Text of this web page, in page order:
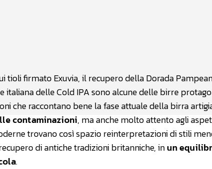
tioli firmato Exuvia, il recupero della Dorada
italiana delle Cold IPA sono alcune delle birre
che raccontano bene la fase attuale della birra
contaminazioni, ma anche molto attento agli
trovano così spazio reinterpretazioni di stili
di antiche tradizioni britanniche, inun
.